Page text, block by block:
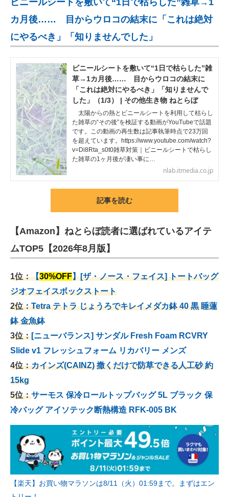
ビニールシートを敷いて“1日で枯らした”雑草→1
カ月後…… 目からウロコの結末に「これは絶対
にやるべき」「知りませんでした」
ビニールシートを敷いて“1日で枯らした”雑
草→1カ月後…… 目からウロコの結末に
「これは絶対にやるべき」「知りませんで
した」（1/3） | その他生き物 ねとらぼ
太陽からの熱とビニールシートを利用して枯らし
た雑草の“その後”を検証する動画がYouTubeで話題
です。この動画の再生数は記事執筆時点で23万回
を超えています。https://www.youtube.com/watch?
v=Di8Rta_s0t0雑草対策｜ビニールシートで枯らし
た雑草の1ヶ月後が凄い事に…
nlab.itmedia.co.jp
記事を読む
【Amazon】ねとらぼ読者に選ばれているアイテ
ムTOP5【2026年8月版】
1位：【30%OFF】[ザ・ノース・フェイス] トートバッグ
ジオフェイスボックストート
2位：Tetra テトラ じょうろでキレイメダカ鉢 40 黒 睡蓮
鉢 金魚鉢
3位：[ニューバランス] サンダル Fresh Foam RCVRY
Slide v1 フレッシュフォーム リカバリー メンズ
4位：カインズ(CAINZ) 撒くだけで防草できる人工砂 約
15kg
5位：サーモス 保冷ロールトップバッグ 5L ブラック 保
冷バッグ アイソテック断熱構造 RFK-005 BK
【楽天】お買い物マラソンは8/11（火）01:59まで。まずはエン